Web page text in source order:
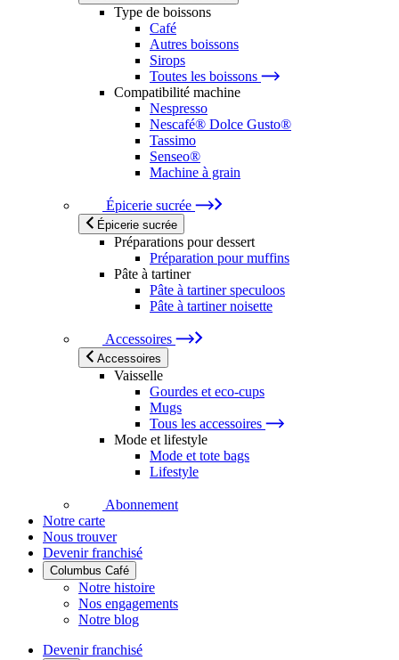
Type de boissons
Café
Autres boissons
Sirops
Toutes les boissons
Compatibilité machine
Nespresso
Nescafé® Dolce Gusto®
Tassimo
Senseo®
Machine à grain
Épicerie sucrée
Épicerie sucrée
Préparations pour dessert
Préparation pour muffins
Pâte à tartiner
Pâte à tartiner speculoos
Pâte à tartiner noisette
Accessoires
Accessoires
Vaisselle
Gourdes et eco-cups
Mugs
Tous les accessoires
Mode et lifestyle
Mode et tote bags
Lifestyle
Abonnement
Notre carte
Nous trouver
Devenir franchisé
Columbus Café
Notre histoire
Nos engagements
Notre blog
Devenir franchisé